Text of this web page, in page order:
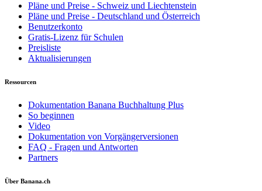
Pläne und Preise - Schweiz und Liechtenstein
Pläne und Preise - Deutschland und Österreich
Benutzerkonto
Gratis-Lizenz für Schulen
Preisliste
Aktualisierungen
Ressourcen
Dokumentation Banana Buchhaltung Plus
So beginnen
Video
Dokumentation von Vorgängerversionen
FAQ - Fragen und Antworten
Partners
Über Banana.ch